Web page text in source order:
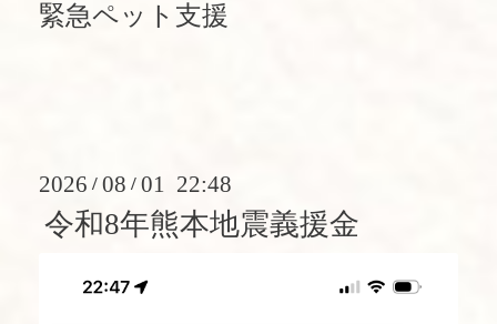
緊急ペット支援
2026 / 08 / 01 22:48
令和8年熊本地震義援金